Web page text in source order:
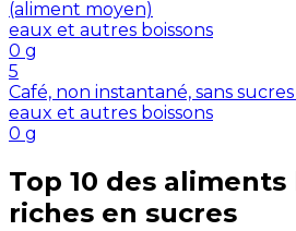
(aliment moyen)
eaux et autres boissons
0 g
5
Café, non instantané, sans
eaux et autres boissons
0 g
Top 10 des
riches en sucres